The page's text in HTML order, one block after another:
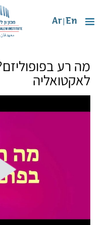
En
Ar
מה רע
לאקטואליה